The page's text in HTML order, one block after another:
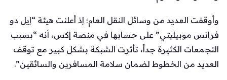
وأوقفت العديد من وسائل النقل العام؛ إذ أعلنت هيئة “إيل دو
فرانس موبيليتي” على حسابها في منصة إكس، أنه “بسبب
التجمعات الكثيرة جداً، تأثرت الشبكة بشكل كبير مع توقف
العديد من الخطوط لضمان سلامة المسافرين والسائقين”.